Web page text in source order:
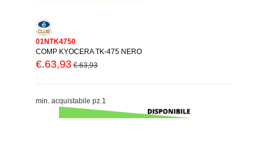
01NTK4750
COMP KYOCERA TK-475 NERO
€.63,93 €.63,93
min. acquistabile pz.1